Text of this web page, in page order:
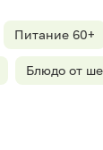
Питание 60+
Блюдо от